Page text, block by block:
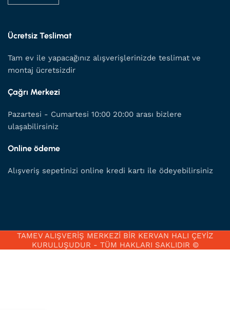
Ücretsiz Teslimat
Tam ev ile yapacağınız alışverişlerinizde teslimat ve
montaj ücretsizdir
Çağrı Merkezi
Pazartesi - Cumartesi 10:00 20:00 arası bizlere
ulaşabilirsiniz
Online ödeme
Alışveriş sepetinizi online kredi kartı ile ödeyebilirsiniz
TAMEV ALIŞVERİŞ MERKEZİ BİR KERVAN HALI ÇEYİZ
KURULUŞUDUR - TÜM HAKLARI SAKLIDIR ©